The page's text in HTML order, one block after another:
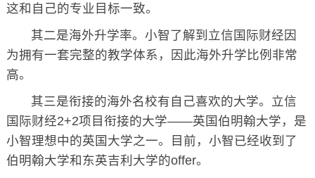
这和自己的专业目标一致。
其二是海外升学率。小智了解到立信国际财经因
为拥有一套完整的教学体系，因此海外升学比例非常
高。
其三是衔接的海外名校有自己喜欢的大学。立信
国际财经2+2项目衔接的大学——英国伯明翰大学，是
小智理想中的英国大学之一。目前，小智已经收到了
伯明翰大学和东英吉利大学的offer。